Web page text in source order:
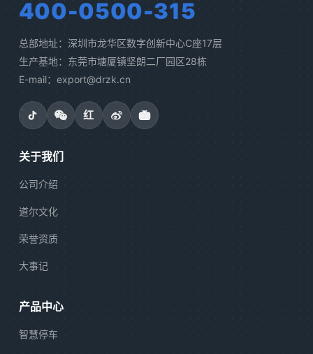
400-0500-315
总部地址：深圳市龙华区数字创新中心C座17层
生产基地：东莞市塘厦镇坚朗二厂园区28栋
E-mail：export@drzk.cn
红
关于我们
公司介绍
道尔文化
荣誉资质
大事记
产品中心
智慧停车